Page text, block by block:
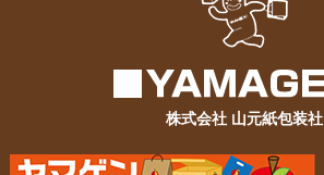
株式会社 山元紙包装社